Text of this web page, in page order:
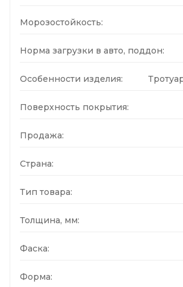
Морозостойкость:
Норма загрузки в авто, поддон:
Особенности изделия:
Поверхность покрытия:
Продажа:
Страна:
Тип товара:
Толщина, мм:
Фаска:
Форма: